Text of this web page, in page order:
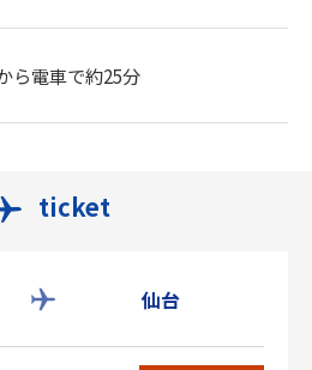
ら電車で約25分
ticket
仙台